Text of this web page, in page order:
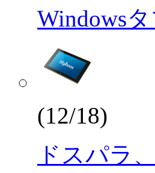
Windows
(12/18)
ドスパラ